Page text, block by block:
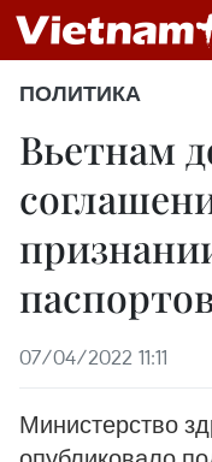
ПОЛИТИКА
Вьетнам
07/04/2022 11:11
Министерство